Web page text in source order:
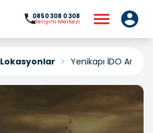
0850 308 0 308
İletişim Merkezi
Lokasyonlar Yenikapı İDO Araç